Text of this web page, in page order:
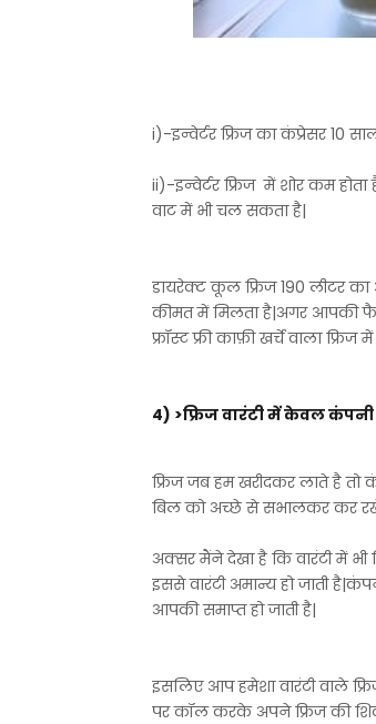
i)-इन्वेर्टर फ्रिज का कंप्रेसर 10
ii)-इन्वेर्टर फ्रिज में शोर कम
वाट में भी चल सकता है|
डायरेक्ट कूल फ्रिज 190 लीटर
कीमत में मिलता है|अगर आपकी
फ्रॉस्ट फ्री काफ़ी खर्चे वाला
4) >फ्रिज वारंटी में केवल
फ्रिज जब हम खरीदकर लाते है तो
बिल को अच्छे से सभालकर कर
अक्सर मैंने देखा है कि वारंटी में
इससे वारंटी अमान्य हो जाती
आपकी समाप्त हो जाती है|
इसलिए आप हमेशा वारंटी वाले
पर कॉल करके अपने फ्रिज की